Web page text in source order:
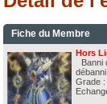
Fiche du Membre
Hors
Banni
Grade :